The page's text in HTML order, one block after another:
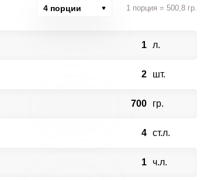
4 порции 1 порция = 500,8 гр.
1 л.
2 шт.
700 гр.
4 ст.л.
1 ч.л.